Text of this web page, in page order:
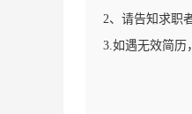
2、请告知求职
3.如遇无效简历